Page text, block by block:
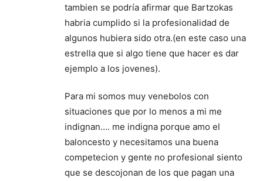
tambien se podría afirmar que Bartzokas
habria cumplido si la profesionalidad de
algunos hubiera sido otra.(en este caso una
estrella que si algo tiene que hacer es dar
ejemplo a los jovenes).
Para mi somos muy venebolos con
situaciones que por lo menos a mi me
indignan…. me indigna porque amo el
baloncesto y necesitamos una buena
competecion y gente no profesional siento
que se descojonan de los que pagan una